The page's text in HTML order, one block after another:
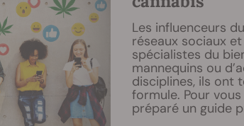
Les influenceurs
réseaux sociaux
spécialistes du
mannequins ou
disciplines, ils ont
formule. Pour
préparé un guide